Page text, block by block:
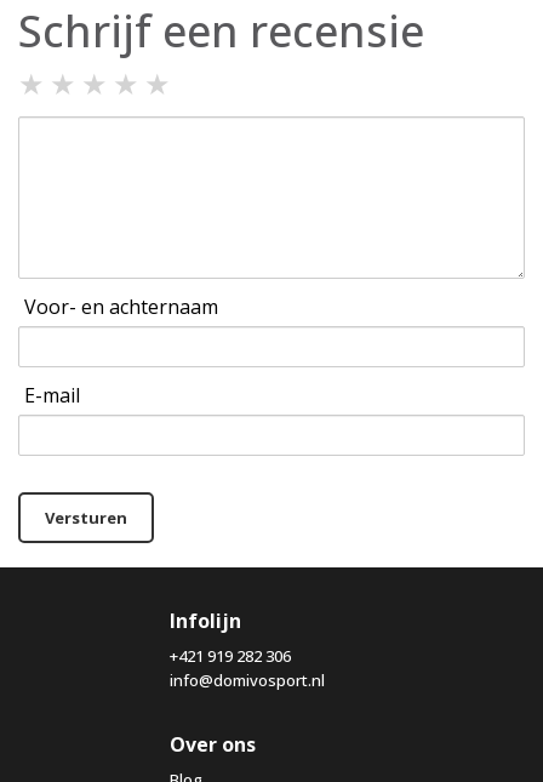
Schrijf een recensie
★ ★ ★ ★ ★
Voor- en achternaam
E-mail
Versturen
Infolijn
+421 919 282 306
info@domivosport.nl
Over ons